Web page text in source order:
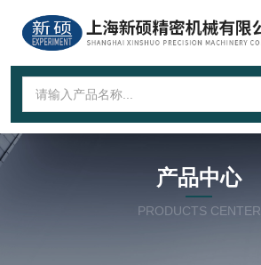
产品中心
PRODUCTS CENTER